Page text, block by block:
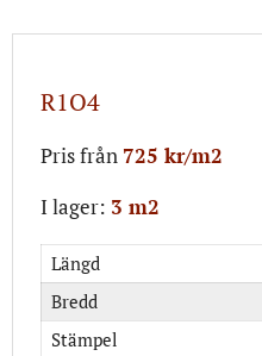
R1O4
Pris från 725 kr/m2
I lager: 3 m2
Längd
Bredd
Stämpel